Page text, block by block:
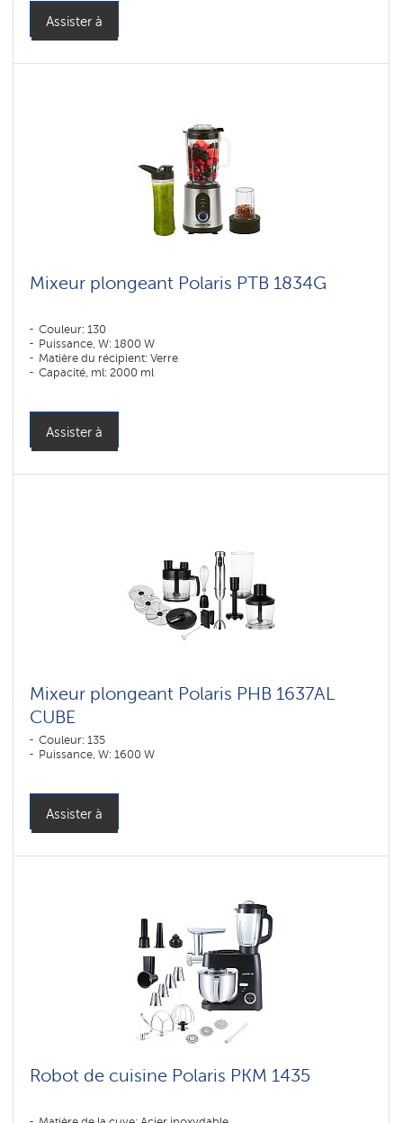
Assister à
Mixeur plongeant Polaris PTB 1834G
Couleur: 130
Puissance, W: 1800 W
Matière du récipient: Verre
Capacité, ml: 2000 ml
Assister à
Mixeur plongeant Polaris PHB 1637AL
CUBE
Couleur: 135
Puissance, W: 1600 W
Assister à
Robot de cuisine Polaris PKM 1435